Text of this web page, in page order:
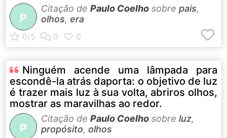
P
Citação de Paulo Coelho sobre pais,
olhos, era
Ninguém acende uma lâmpada para
escondê-la atrás daporta: o objetivo de luz
é trazer mais luz à sua volta, abriros olhos,
mostrar as maravilhas ao redor.
P
Citação de Paulo Coelho sobre luz,
propósito, olhos